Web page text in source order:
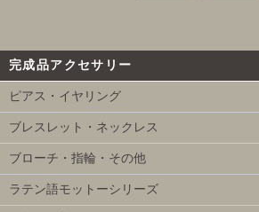
完成品アクセサリー
ピアス・イヤリング
ブレスレット・ネックレス
ブローチ・指輪・その他
ラテン語モットーシリーズ